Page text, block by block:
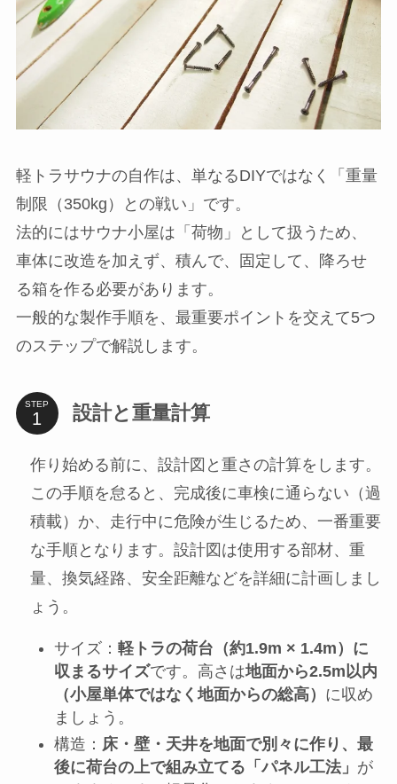
軽トラサウナの自作は、単なるDIYではなく「重量
制限（350kg）との戦い」です。
法的にはサウナ小屋は「荷物」として扱うため、
車体に改造を加えず、積んで、固定して、降ろせ
る箱を作る必要があります。
一般的な製作手順を、最重要ポイントを交えて5つ
のステップで解説します。
STEP 設計と重量計算
作り始める前に、設計図と重さの計算をします。
この手順を怠ると、完成後に車検に通らない（過
積載）か、走行中に危険が生じるため、一番重要
な手順となります。設計図は使用する部材、重
量、換気経路、安全距離などを詳細に計画しまし
ょう。
サイズ： 軽トラの荷台（約1.9m × 1.4m）に
収まるサイズです。高さは地面から2.5m以内
（小屋単体ではなく地面からの総高） に収め
ましょう。
構造： 床・壁・天井を地面で別々に作り、最
後に荷台の上で組み立てる「パネル工法」 が